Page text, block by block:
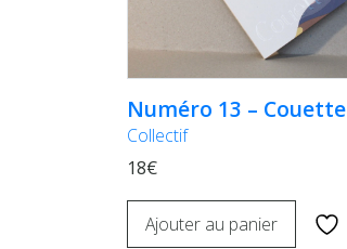
Numéro 13 – Couette
Collectif
18€
Ajouter au panier